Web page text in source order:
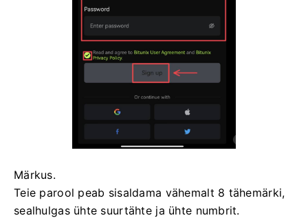
Märkus.
Teie parool peab sisaldama vähemalt 8 tähemärki,
sealhulgas ühte suurtähte ja ühte numbrit.